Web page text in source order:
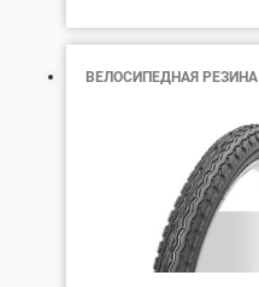
ВЕЛОСИПЕДНАЯ РЕЗИНА